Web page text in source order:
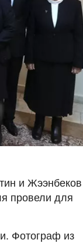
и Жээнбеков
провели для
Фотограф из